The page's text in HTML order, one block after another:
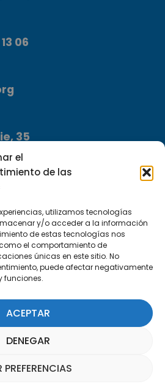
el
de las
utilizamos tecnologías
y/o acceder a la información
de estas tecnologías nos
el comportamiento de
únicas en este sitio. No
puede afectar negativamente
funciones.
ACEPTAR
DENEGAR
PREFERENCIAS
06
35
Málaga
nuestra Newsletter
AQUÍ